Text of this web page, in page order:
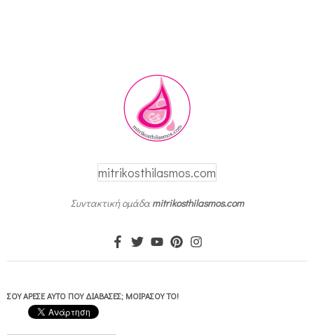
mitrikosthilasmos.com
Συντακτική ομάδαmitrikosthilasmos.com
ΣΟΥ ΆΡΕΣΕ ΑΥΤΌ ΠΟΥ ΔΙΆΒΑΣΕΣ; ΜΟΙΡΆΣΟΥ ΤΟ!